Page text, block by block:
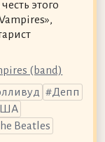
этого
(band)
Депп
Beatles